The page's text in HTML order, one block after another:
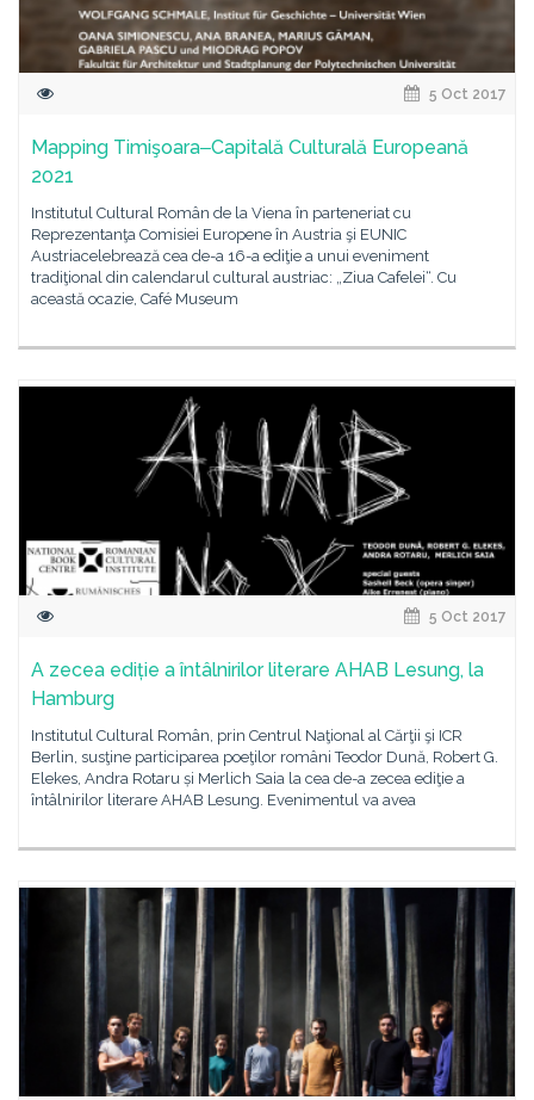
5 Oct 2017
Mapping Timişoara‒Capitală Culturală Europeană
2021
Institutul Cultural Român de la Viena în parteneriat cu
Reprezentanţa Comisiei Europene în Austria şi EUNIC
Austriacelebrează cea de-a 16-a ediţie a unui eveniment
tradiţional din calendarul cultural austriac: „Ziua Cafelei“. Cu
această ocazie, Café Museum
5 Oct 2017
A zecea ediție a întâlnirilor literare AHAB Lesung, la
Hamburg
Institutul Cultural Român, prin Centrul Naţional al Cărţii şi ICR
Berlin, susţine participarea poeţilor români Teodor Dună, Robert G.
Elekes, Andra Rotaru și Merlich Saia la cea de-a zecea ediţie a
întâlnirilor literare AHAB Lesung. Evenimentul va avea